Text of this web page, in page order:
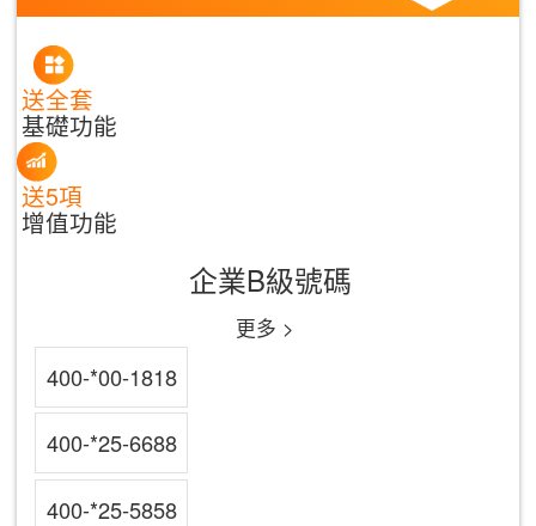
送全套
基礎功能
送5項
增值功能
企業B級號碼
更多 >
400-*00-1818
400-*25-6688
400-*25-5858